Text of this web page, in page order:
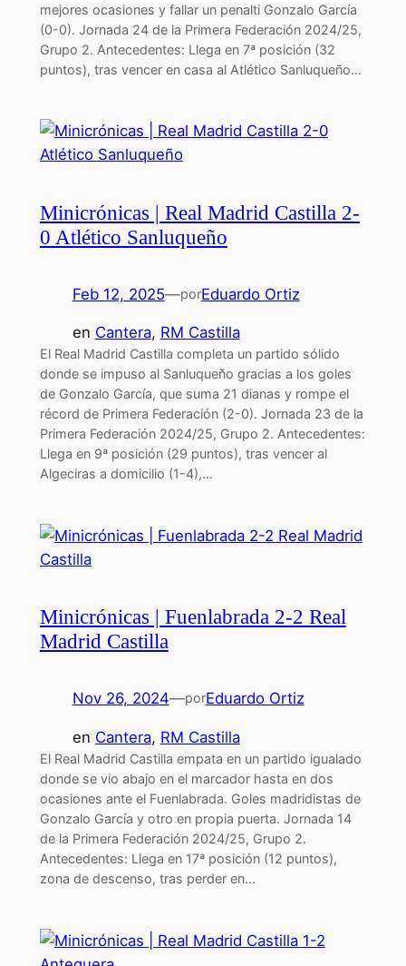
mejores ocasiones y fallar un penalti Gonzalo García
(0-0). Jornada 24 de la Primera Federación 2024/25,
Grupo 2. Antecedentes: Llega en 7ª posición (32
puntos), tras vencer en casa al Atlético Sanluqueño…
Minicrónicas | Real Madrid Castilla 2-
0 Atlético Sanluqueño
Feb 12, 2025—porEduardo Ortiz
en Cantera, RM Castilla
El Real Madrid Castilla completa un partido sólido
donde se impuso al Sanluqueño gracias a los goles
de Gonzalo García, que suma 21 dianas y rompe el
récord de Primera Federación (2-0). Jornada 23 de la
Primera Federación 2024/25, Grupo 2. Antecedentes:
Llega en 9ª posición (29 puntos), tras vencer al
Algeciras a domicilio (1-4),…
Minicrónicas | Fuenlabrada 2-2 Real
Madrid Castilla
Nov 26, 2024—porEduardo Ortiz
en Cantera, RM Castilla
El Real Madrid Castilla empata en un partido igualado
donde se vio abajo en el marcador hasta en dos
ocasiones ante el Fuenlabrada. Goles madridistas de
Gonzalo García y otro en propia puerta. Jornada 14
de la Primera Federación 2024/25, Grupo 2.
Antecedentes: Llega en 17ª posición (12 puntos),
zona de descenso, tras perder en…